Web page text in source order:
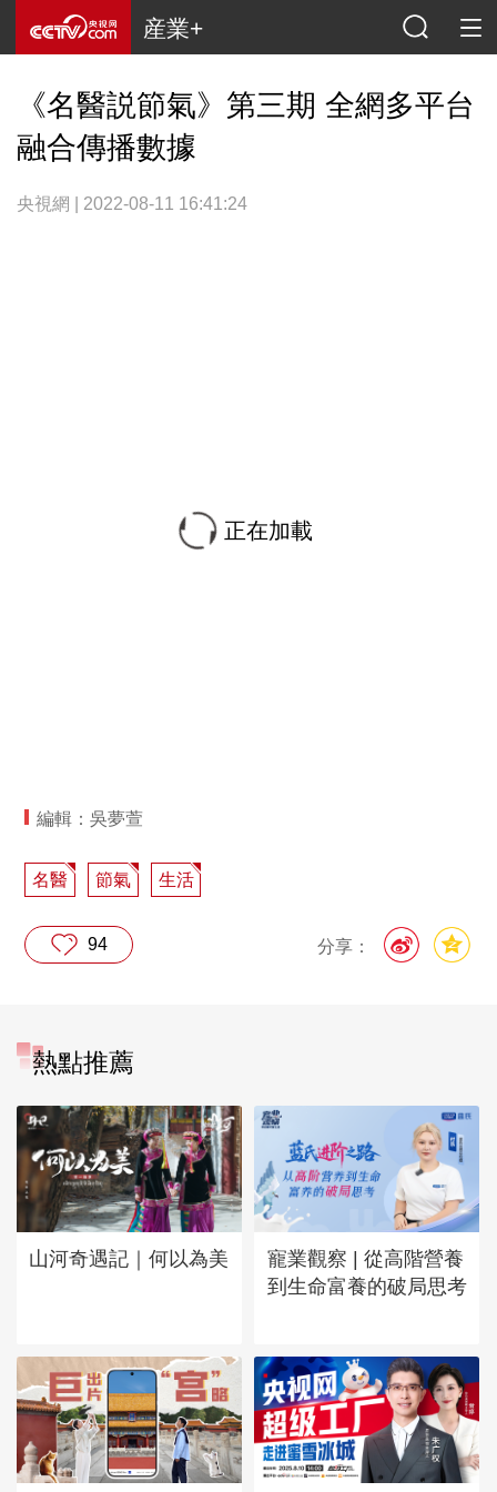
産業+
《名醫説節氣》第三期 全網多平台
融合傳播數據
央視網 | 2022-08-11 16:41:24
正在加載
編輯：吳夢萱
名醫 節氣 生活
分享：
94
熱點推薦
山河奇遇記｜何以為美
寵業觀察 | 從高階營養
到生命富養的破局思考